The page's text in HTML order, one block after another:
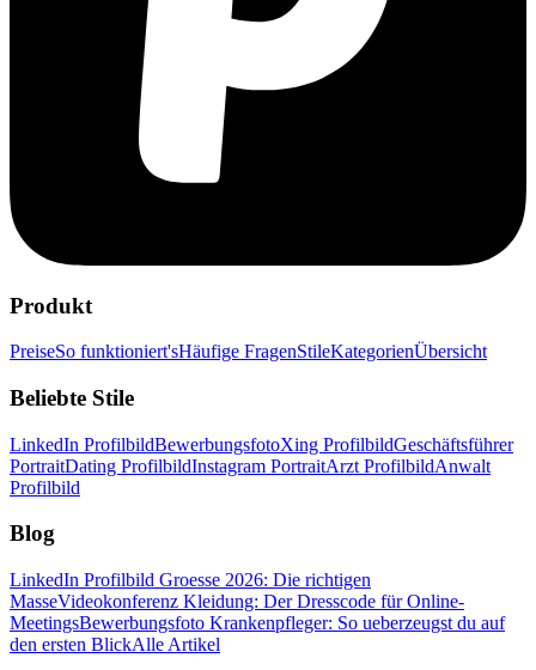
Produkt
PreiseSo funktioniert'sHäufige FragenStileKategorienÜbersicht
Beliebte Stile
LinkedIn ProfilbildBewerbungsfotoXing ProfilbildGeschäftsführer
PortraitDating ProfilbildInstagram PortraitArzt ProfilbildAnwalt
Profilbild
Blog
LinkedIn Profilbild Groesse 2026: Die richtigen
MasseVideokonferenz Kleidung: Der Dresscode für Online-
MeetingsBewerbungsfoto Krankenpfleger: So ueberzeugst du auf
den ersten BlickAlle Artikel